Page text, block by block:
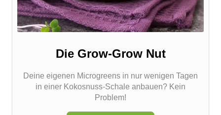
Die Grow-Grow Nut
Deine eigenen Microgreens in nur wenigen Tagen
in einer Kokosnuss-Schale anbauen? Kein
Problem!